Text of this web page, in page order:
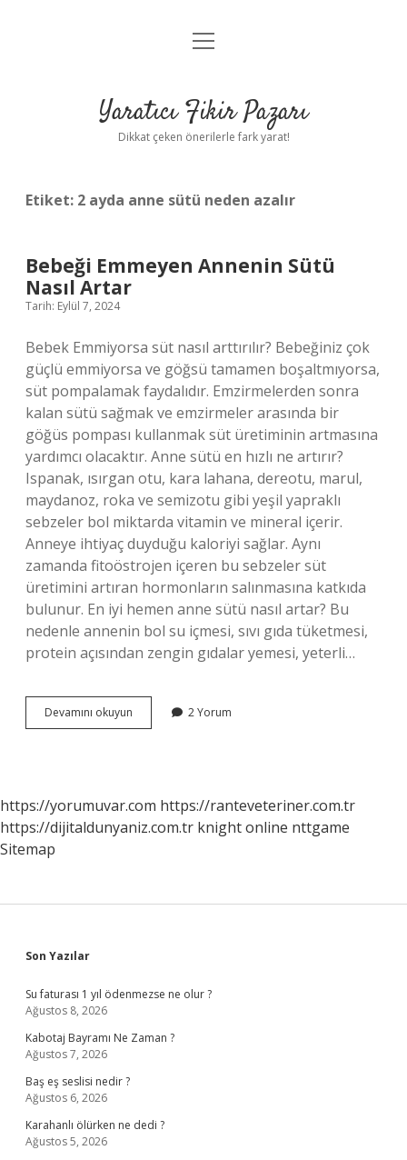
Anasayfa
Yasal Uyarı
menüyü
Yaratıcı Fikir Pazarı
Dikkat çeken önerilerle fark yarat!
Etiket: 2 ayda anne sütü neden azalır
Bebeği Emmeyen Annenin Sütü
Nasıl Artar
Tarih: Eylül 7, 2024
Bebek Emmiyorsa süt nasıl arttırılır? Bebeğiniz çok
güçlü emmiyorsa ve göğsü tamamen boşaltmıyorsa,
süt pompalamak faydalıdır. Emzirmelerden sonra
kalan sütü sağmak ve emzirmeler arasında bir
göğüs pompası kullanmak süt üretiminin artmasına
yardımcı olacaktır. Anne sütü en hızlı ne artırır?
Ispanak, ısırgan otu, kara lahana, dereotu, marul,
maydanoz, roka ve semizotu gibi yeşil yapraklı
sebzeler bol miktarda vitamin ve mineral içerir.
Anneye ihtiyaç duyduğu kaloriyi sağlar. Aynı
zamanda fitoöstrojen içeren bu sebzeler süt
üretimini artıran hormonların salınmasına katkıda
bulunur. En iyi hemen anne sütü nasıl artar? Bu
nedenle annenin bol su içmesi, sıvı gıda tüketmesi,
protein açısından zengin gıdalar yemesi, yeterli…
Devamını okuyun
Emmeyen
2 Yorum
https://yorumuvar.com https://ranteveteriner.com.tr
https://dijitaldunyaniz.com.tr knight online nttgame
Sitemap
Sidebar
Son Yazılar
Su faturası 1 yıl ödenmezse ne olur ?
Ağustos 8, 2026
Kabotaj Bayramı Ne Zaman ?
Ağustos 7, 2026
Baş eş seslisi nedir ?
Ağustos 6, 2026
Karahanlı ölürken ne dedi ?
Ağustos 5, 2026